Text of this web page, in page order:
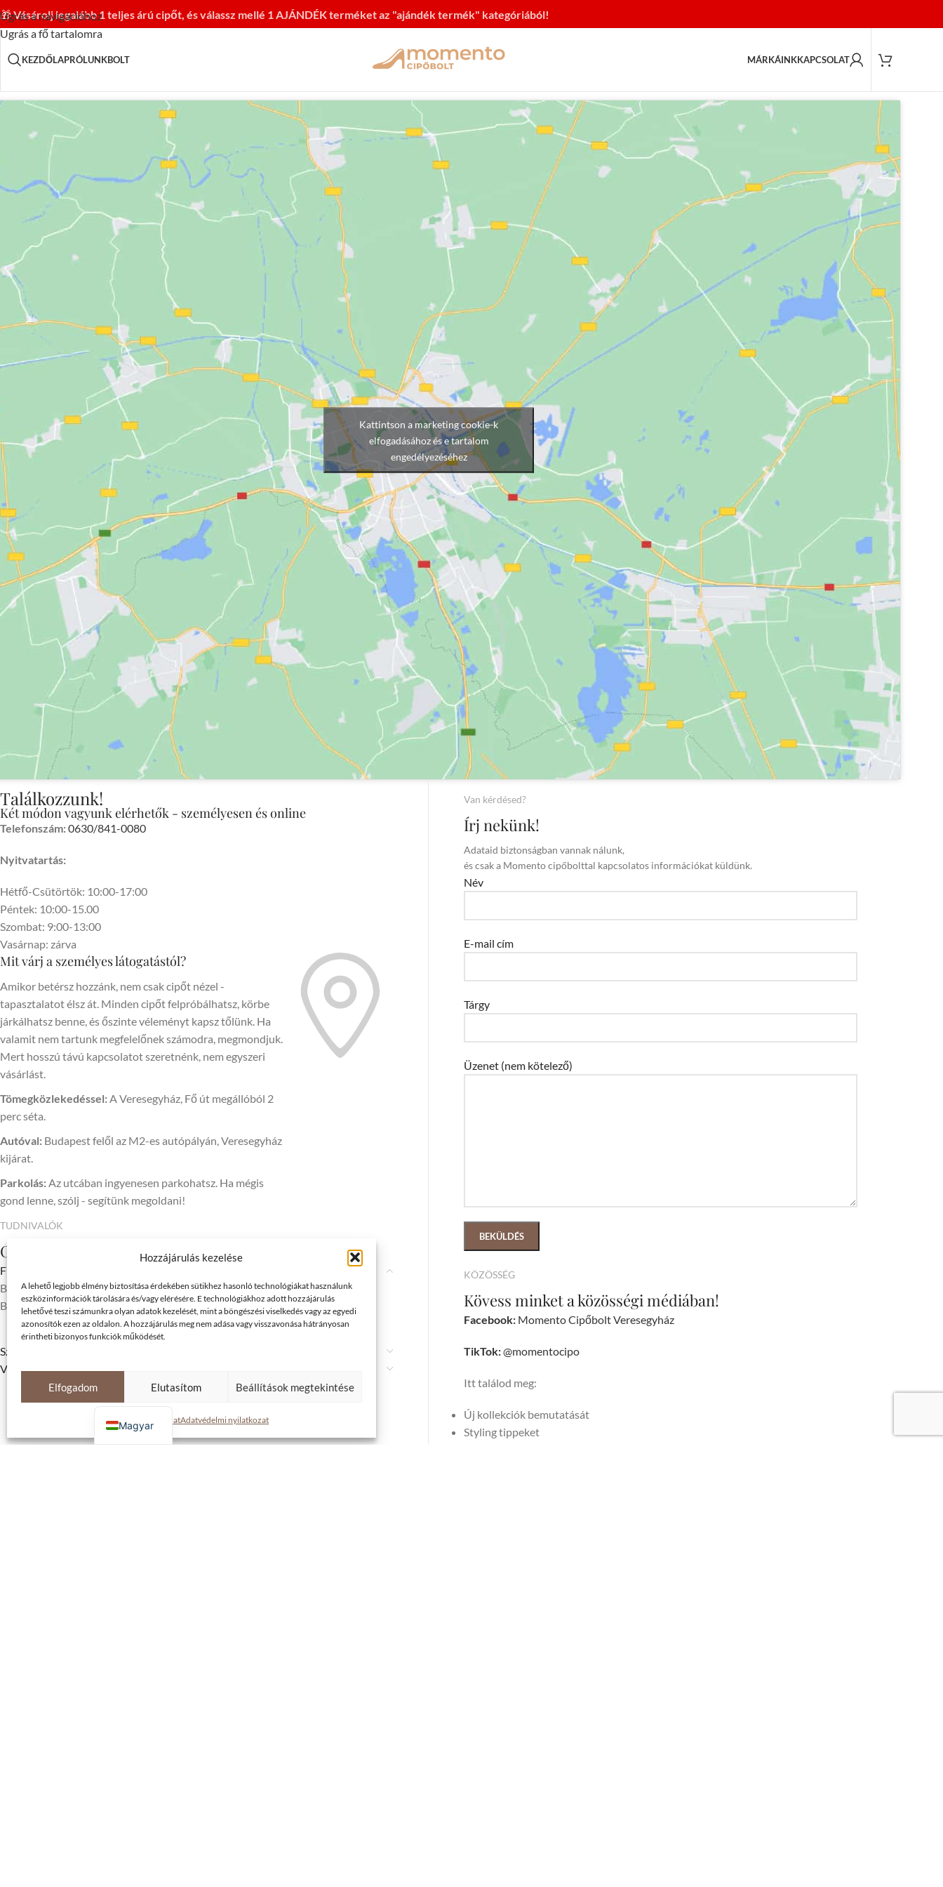
Hozzájárulás kezelése
A lehető legjobb élmény biztosítása érdekében sütikhez hasonló technológiákat használunk
eszközinformációk tárolására és/vagy elérésére. E technológiákhoz adott hozzájárulás
lehetővé teszi számunkra olyan adatok kezelését, mint a böngészési viselkedés vagy az egyedi
azonosítók ezen az oldalon. A hozzájárulás meg nem adása vagy visszavonása hátrányosan
érintheti bizonyos funkciók működését.
Elfogadom Elutasítom Beállítások megtekintése
Cookie szabályzatAdatvédelmi nyilatkozat
Ugrás a navigációhoz
Ugrás a fő tartalomra
🎁Vásárolj legalább 1 teljes árú cipőt, és válassz mellé 1 AJÁNDÉK terméket az "ajándék termék" kategóriából!
KEZDŐLAPRÓLUNKBOLT MÁRKÁINKKAPCSOLAT
Kattintson a marketing cookie-k
elfogadásához és e tartalom
engedélyezéséhez
Találkozzunk!
Két módon vagyunk elérhetők - személyesen és online
Telefonszám:0630/841-0080
Nyitvatartás:
Hétfő-Csütörtök: 10:00-17:00
Péntek: 10:00-15.00
Szombat: 9:00-13:00
Vasárnap: zárva
Mit várj a személyes látogatástól?
Amikor betérsz hozzánk, nem csak cipőt nézel -
tapasztalatot élsz át. Minden cipőt felpróbálhatsz, körbe
járkálhatsz benne, és őszinte véleményt kapsz tőlünk. Ha
valamit nem tartunk megfelelőnek számodra, megmondjuk.
Mert hosszú távú kapcsolatot szeretnénk, nem egyszeri
vásárlást.
Tömegközlekedéssel:A Veresegyház, Fő út megállóból 2
perc séta.
Autóval: Budapest felől az M2-es autópályán, Veresegyház
kijárat.
Parkolás:Az utcában ingyenesen parkohatsz. Ha mégis
gond lenne, szólj - segítünk megoldani!
TUDNIVALÓK
Online vásárlás - kényelmesen otthonról
Fizetési módok
Banki utalás
Bankkártyás fizetés (biztonságos online felület)
Szállítás
Visszaküldés
Van kérdésed?
Írj nekünk!
Adataid biztonságban vannak nálunk,
és csak a Momento cipőbolttal kapcsolatos információkat küldünk.
Név
E-mail cím
Tárgy
Üzenet (nem kötelező)
KÖZÖSSÉG
Kövess minket a közösségi médiában!
Facebook: Momento Cipőbolt Veresegyház
TikTok:@momentocipo
Itt találod meg:
Új kollekciók bemutatását
Styling tippeket
Magyar
English